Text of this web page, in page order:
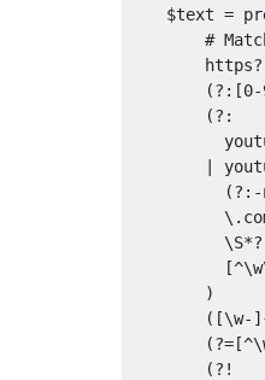
    $text
=
#
(?:
|
)
([\w-
(?!